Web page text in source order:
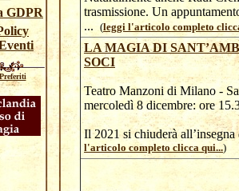
GDPR
trasmissione. Un
... (leggi l'articolo completo
LA MAGIA DI
SOCI
Teatro Manzoni di Milano -
mercoledì 8 dicembre: ore
Il 2021 si chiuderà
l'articolo completo clicca qui...)